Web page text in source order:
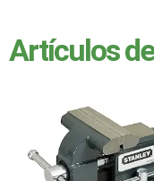
Artículos